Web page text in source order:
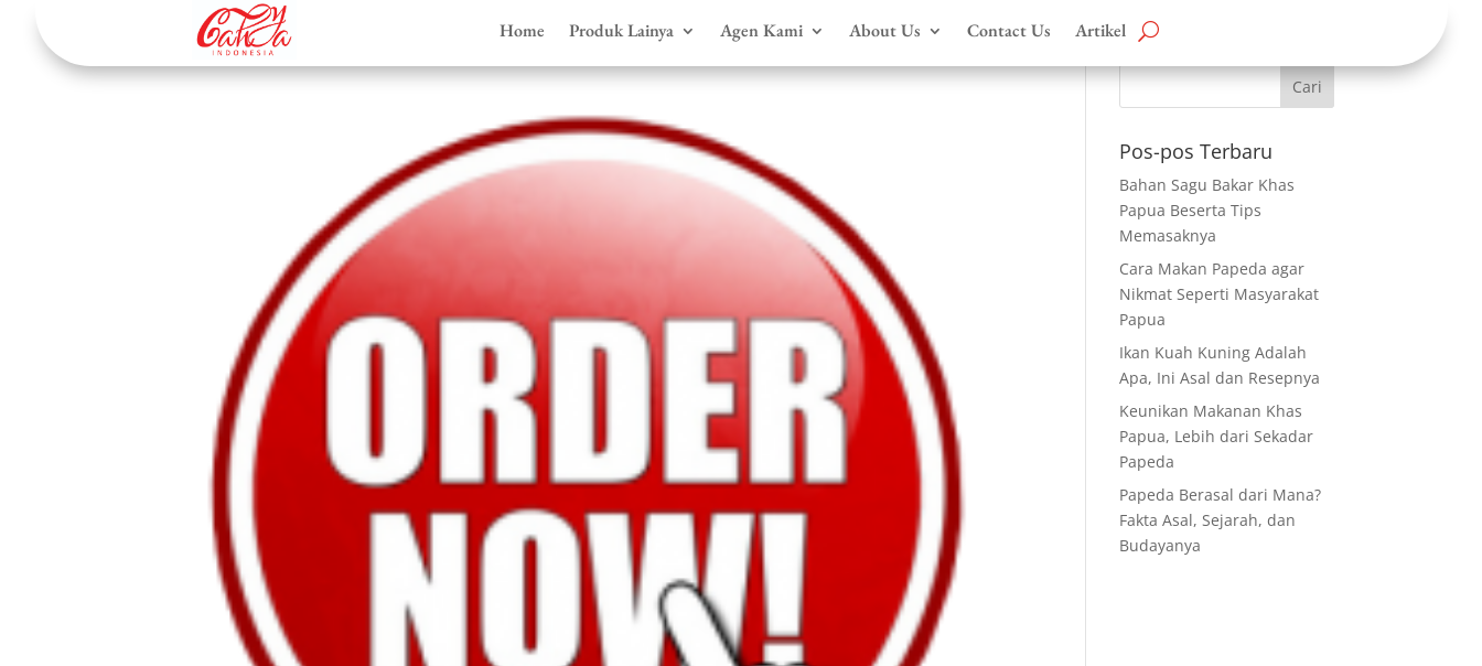
Home Produk Lainya Agen Kami About Us Contact Us Artikel
Pos-pos Terbaru
Bahan Sagu Bakar Khas
Papua Beserta Tips
Memasaknya
Cara Makan Papeda agar
Nikmat Seperti Masyarakat
Papua
Ikan Kuah Kuning Adalah
Apa, Ini Asal dan Resepnya
Keunikan Makanan Khas
Papua, Lebih dari Sekadar
Papeda
Papeda Berasal dari Mana?
Fakta Asal, Sejarah, dan
Budayanya